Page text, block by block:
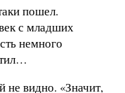
пошел.
с младших
немного
не видно. «Значит,